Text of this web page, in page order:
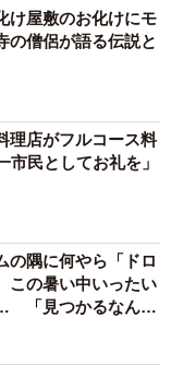
け屋敷のお化けにモ
僧侶が語る伝説と
理店がフルコース料
民としてお礼を」
隅に何やら「ドロ
の暑い中いったい
「見つかるなんて